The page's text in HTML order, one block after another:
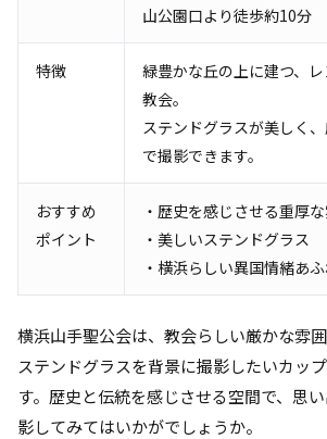
山公園口より徒歩約10分
特徴
緑豊かな丘の上に建つ、
教会。
ステンドグラスが美しく
で撮影できます。
おすすめ
ポイント
・歴史を感じさせる重厚
・美しいステンドグラス
・横浜らしい異国情緒あ
横浜山手聖公会は、教会らしい厳かな雰
ステンドグラスを背景に撮影したいカッ
す。歴史と伝統を感じさせる空間で、思
影してみてはいかがでしょうか。